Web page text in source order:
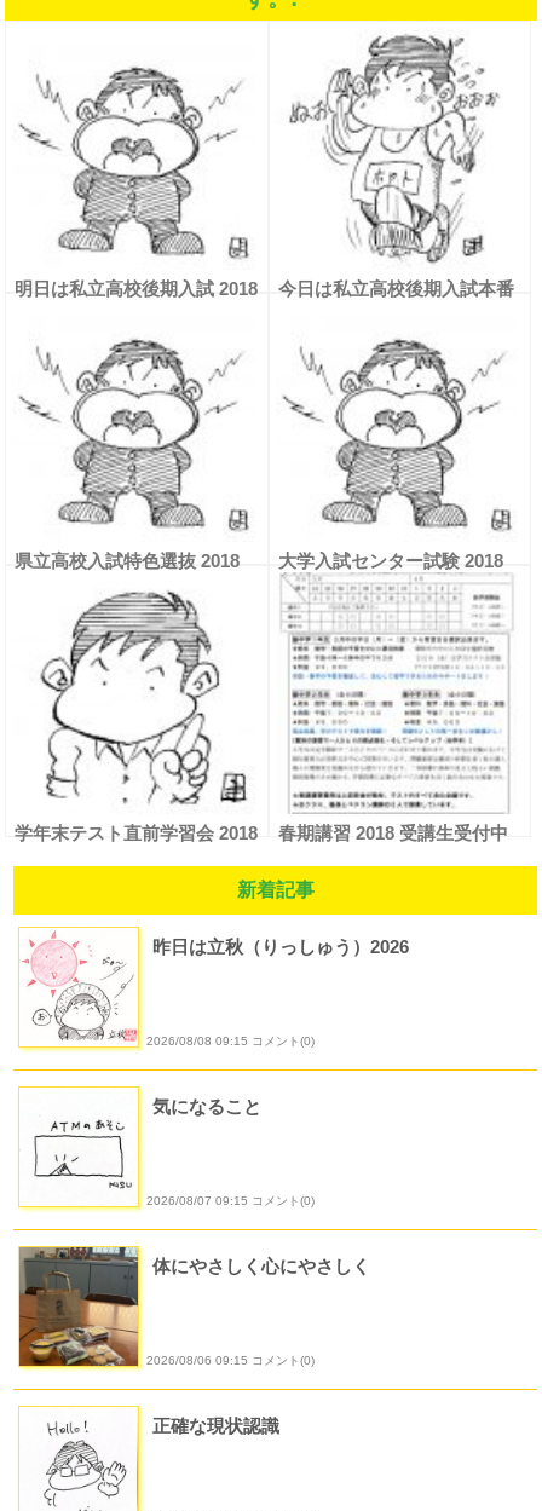
明日は私立高校後期入試 2018
今日は私立高校後期入試本番
県立高校入試特色選抜 2018 大学入試センター試験 2018
学年末テスト直前学習会 2018 春期講習 2018 受講生受付中
新着記事
昨日は立秋（りっしゅう）2026
2026/08/08 09:15 コメント(0)
気になること
2026/08/07 09:15 コメント(0)
体にやさしく心にやさしく
2026/08/06 09:15 コメント(0)
正確な現状認識